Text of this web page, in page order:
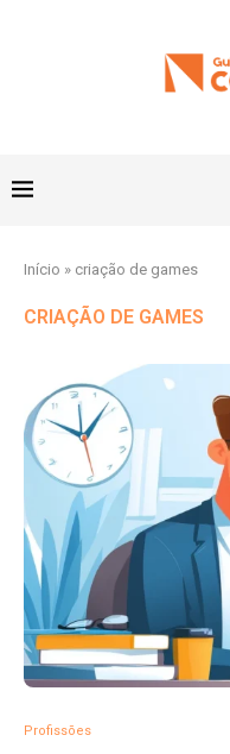
Início » criação de games
CRIAÇÃO DE GAMES
Profissões